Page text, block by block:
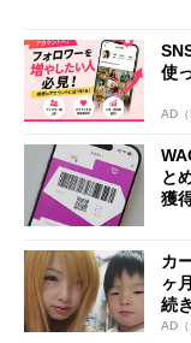
使
AD（
と
獲
カ
ヶ
続
AD（